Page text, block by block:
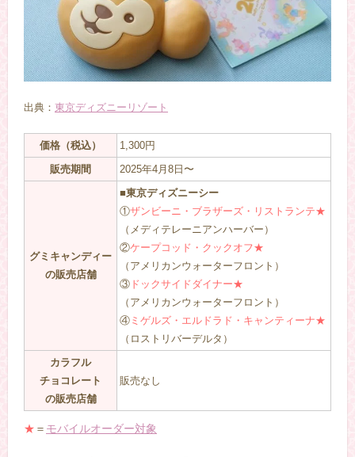
出典： 東京ディズニーリゾート
価格（税込）
1,300円
販売期間
2025年4月8日〜
グミキャンディー
の販売店舗
■東京ディズニーシー
①ザンビーニ・ブラザーズ・リストランテ★
（メディテレーニアンハーバー）
②ケープコッド・クックオフ★
（アメリカンウォーターフロント）
③ ドックサイドダイナー★
（アメリカンウォーターフロント）
④ ミゲルズ・エルドラド・キャンティーナ★
（ロストリバーデルタ）
カラフル
チョコレート
の販売店舗
販売なし
★ ＝ モバイルオーダー対象